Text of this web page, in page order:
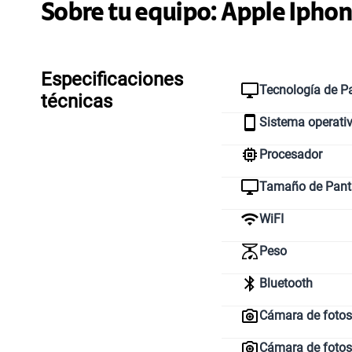
Sobre tu equipo:Apple
Especificaciones
técnicas
Tecnología de
Sistema
Procesador
Tamaño de
WiFI
Peso
Bluetooth
Cámara de
Cámara de